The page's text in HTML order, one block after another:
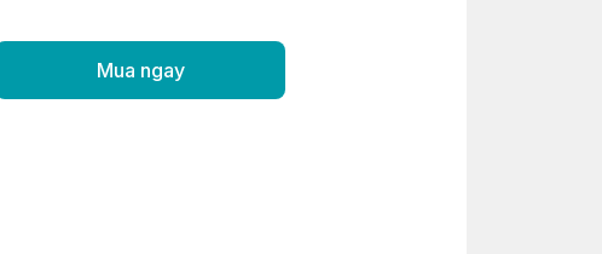
Mua ngay